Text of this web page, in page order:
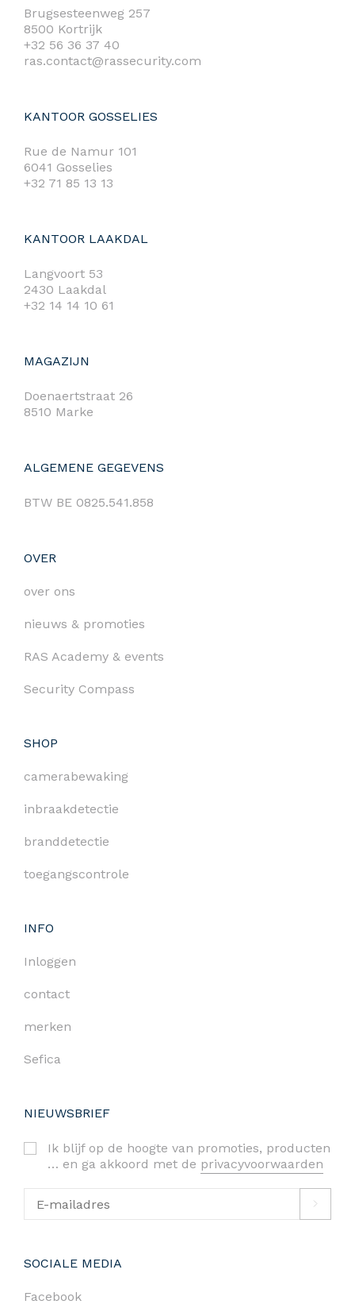
Brugsesteenweg 257
8500 Kortrijk
+32 56 36 37 40
ras.contact@rassecurity.com
KANTOOR GOSSELIES
Rue de Namur 101
6041 Gosselies
+32 71 85 13 13
KANTOOR LAAKDAL
Langvoort 53
2430 Laakdal
+32 14 14 10 61
MAGAZIJN
Doenaertstraat 26
8510 Marke
ALGEMENE GEGEVENS
BTW BE 0825.541.858
OVER
over ons
nieuws & promoties
RAS Academy & events
Security Compass
SHOP
camerabewaking
inbraakdetectie
branddetectie
toegangscontrole
INFO
Inloggen
contact
merken
Sefica
NIEUWSBRIEF
Ik blijf op de hoogte van promoties, producten
… en ga akkoord met de privacyvoorwaarden
SOCIALE MEDIA
Facebook